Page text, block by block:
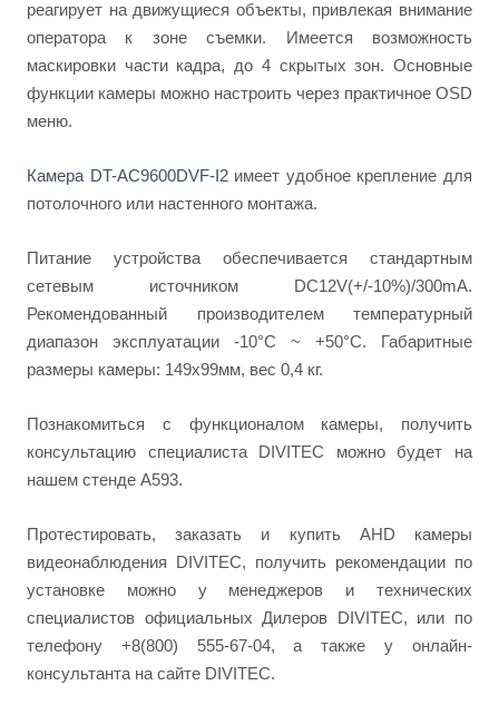
реагирует на движущиеся объекты, привлекая внимание
оператора к зоне съемки. Имеется возможность
маскировки части кадра, до 4 скрытых зон. Основные
функции камеры можно настроить через практичное OSD
меню.
Камера DT-AC9600DVF-I2имеет удобное крепление для
потолочного или настенного монтажа.
Питание устройства обеспечивается стандартным
сетевым источником DC12V(+/-10%)/300mA.
Рекомендованный производителем температурный
диапазон эксплуатации -10°C ~ +50°C. Габаритные
размеры камеры: 149х99мм, вес 0,4 кг.
Познакомиться с функционалом камеры, получить
консультацию специалиста DIVITEC можно будет на
нашем стенде А593.
Протестировать, заказать и купить AHD камеры
видеонаблюдения DIVITEC, получить рекомендации по
установке можно у менеджеров и технических
специалистов официальных Дилеров DIVITEC, или по
телефону +8(800) 555-67-04, а также у онлайн-
консультанта на сайте DIVITEC.